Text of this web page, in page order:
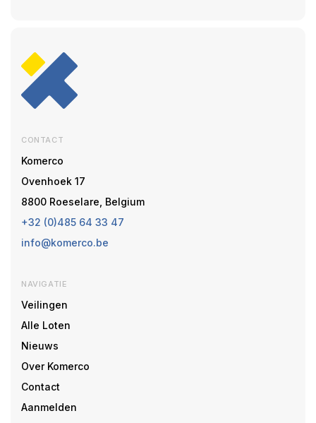
CONTACT
Komerco
Ovenhoek 17
8800 Roeselare, Belgium
+32 (0)485 64 33 47
info@komerco.be
NAVIGATIE
Veilingen
Alle Loten
Nieuws
Over Komerco
Contact
Aanmelden